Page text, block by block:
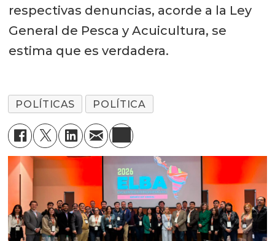
respectivas denuncias, acorde a la Ley
General de Pesca y Acuicultura, se
estima que es verdadera.
POLÍTICAS POLÍTICA